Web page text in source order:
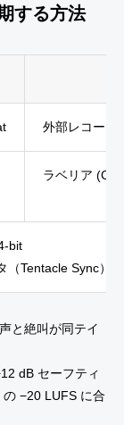
する方法
外部レコーダ
ラベリア
bit
Tentacle Sync）
と絶叫が同テイ
dB セーフティ
の −20 LUFS に合